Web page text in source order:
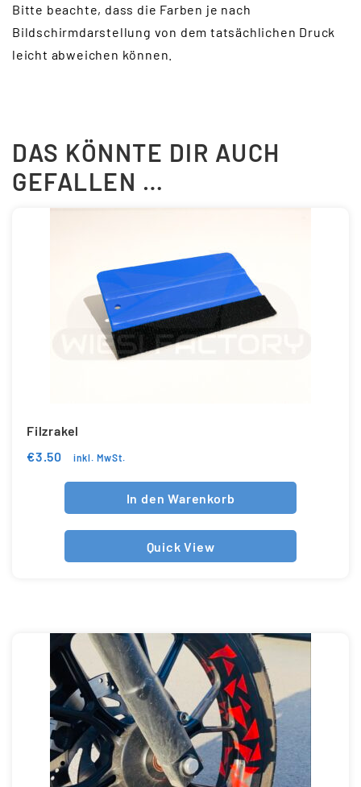
Bitte beachte, dass die Farben je nach
Bildschirmdarstellung von dem tatsächlichen Druck
leicht abweichen können.
DAS KÖNNTE DIR AUCH
GEFALLEN …
Filzrakel
€3.50 inkl. MwSt.
In den Warenkorb
Quick View